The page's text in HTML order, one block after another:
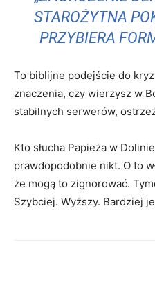
STAROŻYTNA
PRZYBIERA
To biblijne podejście do
znaczenia, czy wierzysz w
stabilnych serwerów,
Kto słucha Papieża w
prawdopodobnie nikt. O to
że mogą to zignorować.
Szybciej. Wyższy. Bardziej